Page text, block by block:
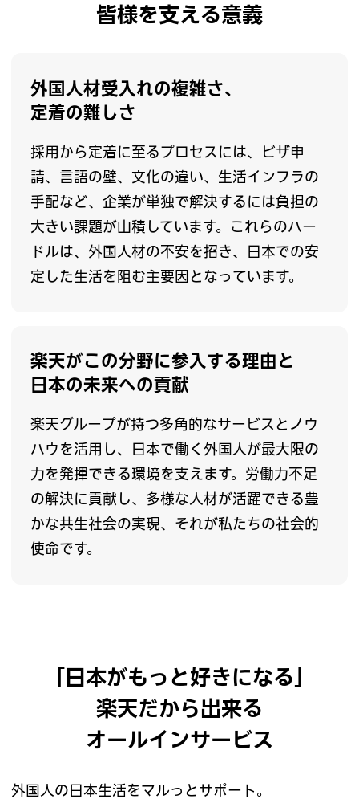
皆様を支える意義
外国人材受入れの複雑さ、
定着の難しさ
採用から定着に至るプロセスには、ビザ申
請、言語の壁、文化の違い、生活インフラの
手配など、企業が単独で解決するには負担の
大きい課題が山積しています。これらのハー
ドルは、外国人材の不安を招き、日本での安
定した生活を阻む主要因となっています。
楽天がこの分野に参入する理由と
日本の未来への貢献
楽天グループが持つ多角的なサービスとノウ
ハウを活用し、日本で働く外国人が最大限の
力を発揮できる環境を支えます。労働力不足
の解決に貢献し、多様な人材が活躍できる豊
かな共生社会の実現、それが私たちの社会的
使命です。
「日本がもっと好きになる」
楽天だから出来る
オールインサービス
外国人の日本生活をマルっとサポート。